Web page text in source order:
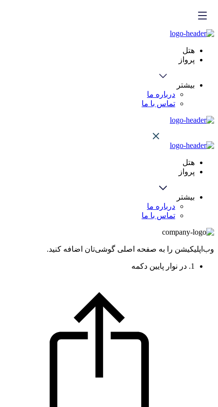
هتل
پرواز
بیشتر
درباره ما
تماس با ما
هتل
پرواز
بیشتر
درباره ما
تماس با ما
وب‌اپلیکیشن را به صفحه اصلی گوشی‌تان اضافه کنید.
1. در نوار پایین دکمه